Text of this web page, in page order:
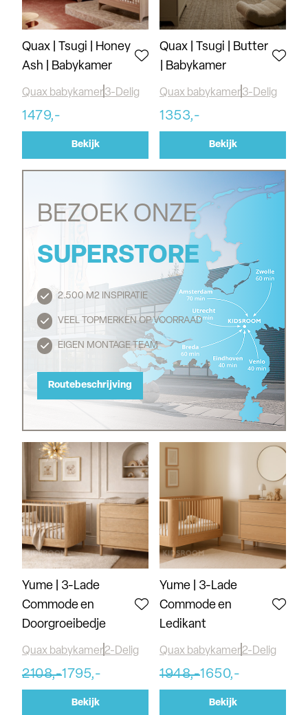
Quax | Tsugi | Honey
Ash | Babykamer
Quax babykamer3-Delig
1479,-
Bekijk
Quax | Tsugi | Butter
| Babykamer
Quax babykamer3-Delig
1353,-
Bekijk
BEZOEK ONZE
SUPERSTORE
2.500 M2 INSPIRATIE
VEEL TOPMERKEN OP VOORRAAD
EIGEN MONTAGE TEAM
Routebeschrijving
Routebeschrijving
Yume | 3-Lade
Commode en
Doorgroeibedje
Quax babykamer2-Delig
2108,-1795,-
Bekijk
Yume | 3-Lade
Commode en
Ledikant
Quax babykamer2-Delig
1948,-1650,-
Bekijk